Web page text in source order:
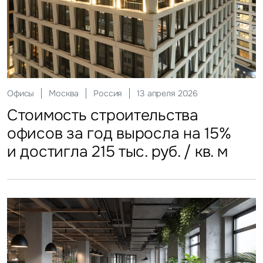
Офисы Москва Россия 13 апреля 2026
Стоимость строительства
офисов за год выросла на 15%
и достигла 215 тыс. руб. / кв. м
Склады Москва Россия 12 мая 2026
Стоимость строительства
складских объектов практически
остановила рост
Ритейл Москва Россия 20 июля 2026
Более трети россиян
еженедельно покупают готовую
еду
Гостиницы Москва Россия 27 июля 2026
Столичные отели стали
доступнее
Инвестиции Москва Россия 29 мая 2026
ЗПИФы недвижимости
замедлили темп